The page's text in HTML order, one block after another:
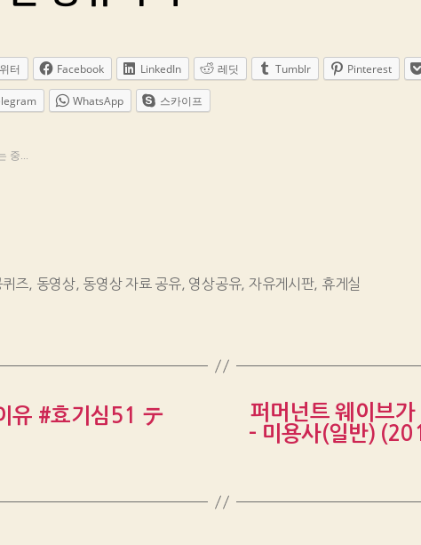
터 Facebook LinkedIn 레딧 Tumblr Pinterest
WhatsApp 스카이프
중...
퀴즈 동영상, 동영상 자료 공유, 영상공유, 자유게시판, 휴게실
유 #효기심51 テ
퍼머넌트 웨이브
– 미용사(일반)